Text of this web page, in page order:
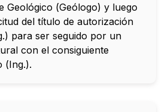
Geológico (Geólogo) y luego
del título de autorización
para ser seguido por un
con el consiguiente
(Ing.).